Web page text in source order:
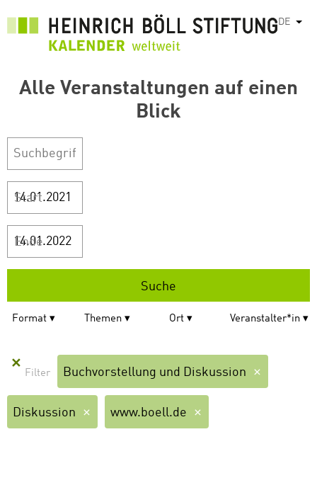
DE
Alle Veranstaltungen auf einen
Blick
Start
Ende
Format Themen Ort Veranstalter*in
✕
Buchvorstellung und Diskussion
Diskussion www.boell.de